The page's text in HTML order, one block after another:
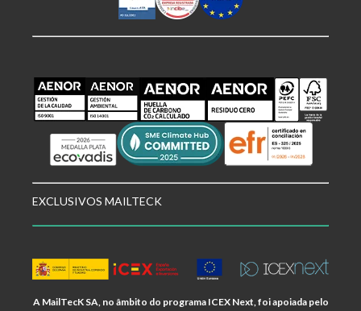
EXCLUSIVOS MAILTECK
A MailTecK SA, no âmbito do programa ICEX Next, foi apoiada pelo